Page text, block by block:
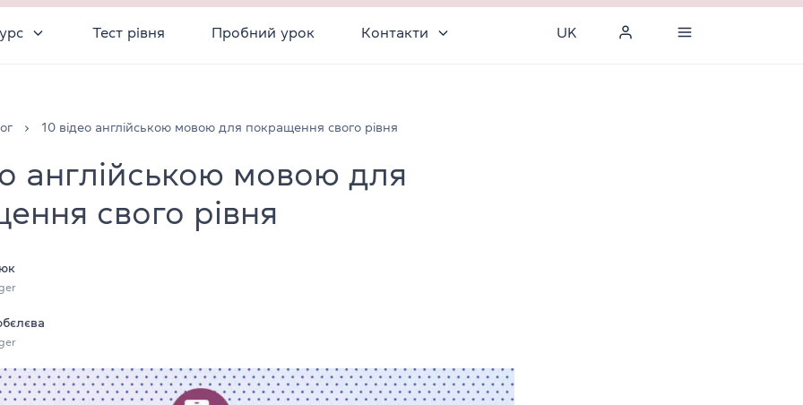
Тест рівня Пробний урок Контакти UK
10 відео англійською мовою для покращення свого рівня
англійською мовою для
свого рівня